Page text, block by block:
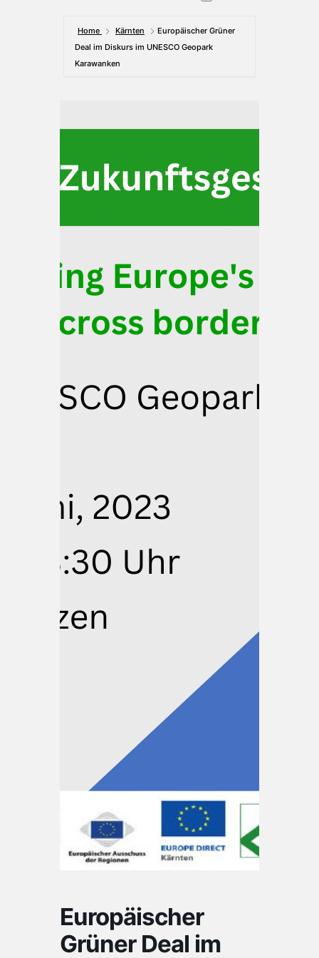
Home Kärnten
Europäischer Grüner
Deal im Diskurs im UNESCO Geopark
Karawanken
Europäischer
Grüner Deal im